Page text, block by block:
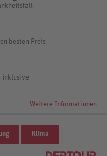
besten Preis
inklusive
Weitere Informationen
Klima